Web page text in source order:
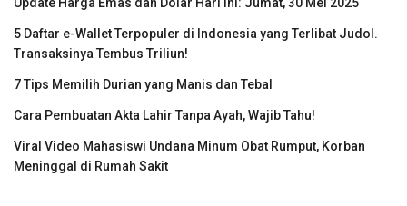
Update Harga Emas dan Dolar Hari Ini: Jumat, 30 Mei 2025
5 Daftar e-Wallet Terpopuler di Indonesia yang Terlibat Judol.
Transaksinya Tembus Triliun!
7 Tips Memilih Durian yang Manis dan Tebal
Cara Pembuatan Akta Lahir Tanpa Ayah, Wajib Tahu!
Viral Video Mahasiswi Undana Minum Obat Rumput, Korban
Meninggal di Rumah Sakit